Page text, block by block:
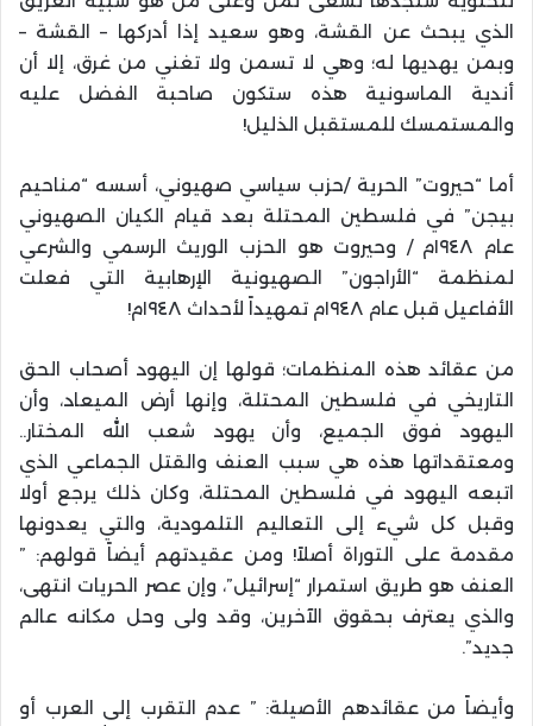
الذي يبحث عن القشة، وهو سعيد إذا أدركها – القشة –
وبمن يهديها له؛ وهي لا تسمن ولا تغني من غرق، إلا أن
أندية الماسونية هذه ستكون صاحبة الفضل عليه
والمستمسك للمستقبل الذليل!
أما “حيروت” الحرية /حزب سياسي صهيوني، أسسه “مناحيم
بيجن” في فلسطين المحتلة بعد قيام الكيان الصهيوني
عام ١٩٤٨م / وحيروت هو الحزب الوريث الرسمي والشرعي
لمنظمة “الأراجون” الصهيونية الإرهابية التي فعلت
الأفاعيل قبل عام ١٩٤٨م تمهيداً لأحداث ١٩٤٨م!
من عقائد هذه المنظمات؛ قولها إن اليهود أصحاب الحق
التاريخي في فلسطين المحتلة، وإنها أرض الميعاد، وأن
اليهود فوق الجميع، وأن يهود شعب الله المختار..
ومعتقداتها هذه هي سبب العنف والقتل الجماعي الذي
اتبعه اليهود في فلسطين المحتلة، وكان ذلك يرجع أولا
وقبل كل شيء إلى التعاليم التلمودية، والتي يعدونها
مقدمة على التوراة أصلاً! ومن عقيدتهم أيضاً قولهم: ”
العنف هو طريق استمرار “إسرائيل”، وإن عصر الحريات انتهى،
والذي يعترف بحقوق الآخرين، وقد ولى وحل مكانه عالم
جديد”.
وأيضاً من عقائدهم الأصيلة: ” عدم التقرب إلى العرب أو